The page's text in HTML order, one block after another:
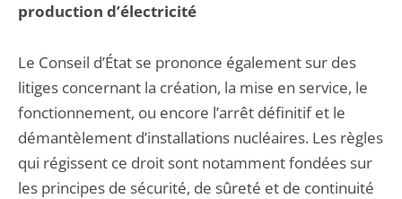
production d’électricité
Le Conseil d’État se prononce également sur des
litiges concernant la création, la mise en service, le
fonctionnement, ou encore l’arrêt définitif et le
démantèlement d’installations nucléaires. Les règles
qui régissent ce droit sont notamment fondées sur
les principes de sécurité, de sûreté et de continuité